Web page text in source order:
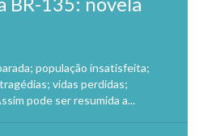
população insatisfeita;
vidas perdidas;
pode ser resumida a...